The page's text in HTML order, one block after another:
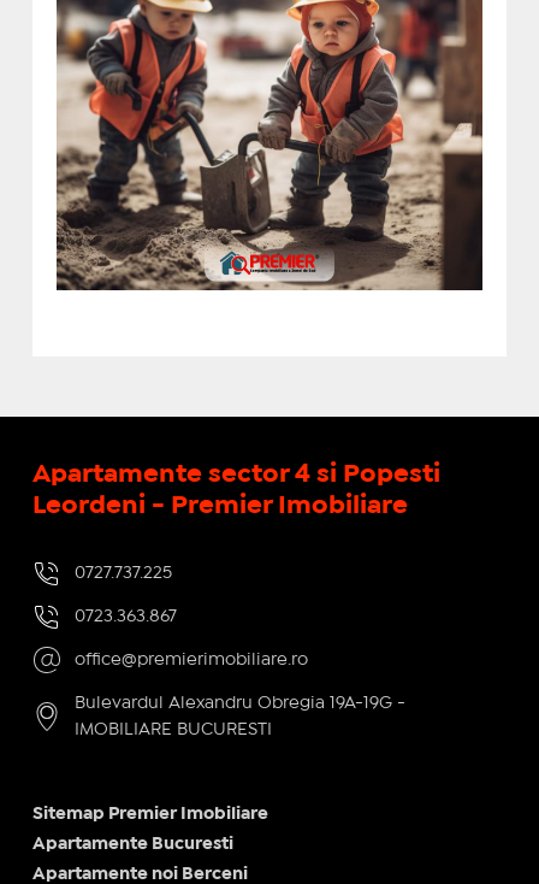
Apartamente sector 4 si Popesti
Leordeni - Premier Imobiliare
0727.737.225
0723.363.867
office@premierimobiliare.ro
Bulevardul Alexandru Obregia 19A-19G -
IMOBILIARE BUCURESTI
Sitemap Premier Imobiliare
Apartamente Bucuresti
Apartamente noi Berceni